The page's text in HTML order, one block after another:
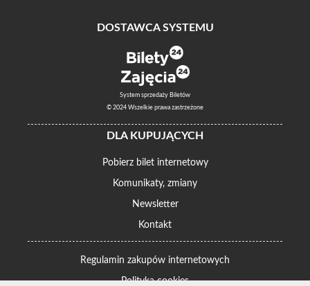
DOSTAWCA SYSTEMU
System sprzedaży Biletów
© 2024 Wszelkie prawa zastrzeżone
DLA KUPUJĄCYCH
Pobierz bilet internetowy
Komunikaty, zmiany
Newsletter
Kontakt
Regulamin zakupów internetowych
Polityka cookies